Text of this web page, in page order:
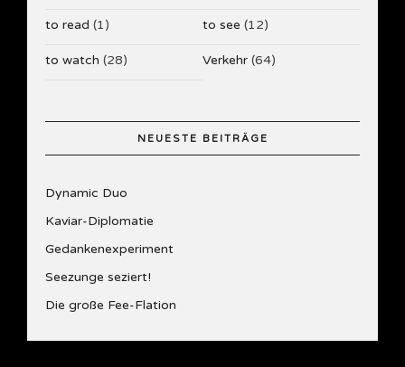
to read (1) to see (12)
to watch (28) Verkehr (64)
NEUESTE BEITRÄGE
Dynamic Duo
Kaviar-Diplomatie
Gedankenexperiment
Seezunge seziert!
Die große Fee-Flation